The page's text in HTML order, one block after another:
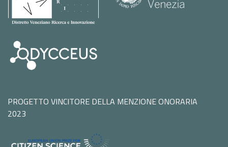
PROGETTO VINCITORE DELLA MENZIONE ONORARIA
2023